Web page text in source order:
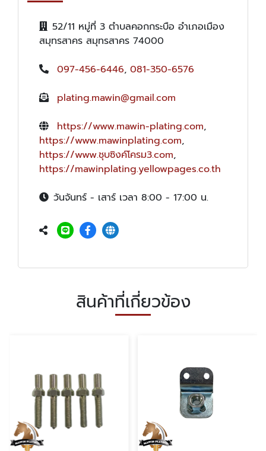
52/11 หมู่ที่ 3 ตำบลคอกกระบือ อำเภอเมือง
สมุทรสาคร สมุทรสาคร 74000
097-456-6446, 081-350-6576
plating.mawin@gmail.com
https://www.mawin-plating.com,
https://www.mawinplating.com,
https://www.ชุบซิงค์โครม3.com,
https://mawinplating.yellowpages.co.th
วันจันทร์ - เสาร์ เวลา 8:00 - 17:00 น.
สินค้าที่เกี่ยวข้อง